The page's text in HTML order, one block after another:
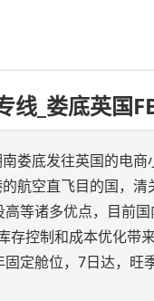
线_娄底英国
娄底发往英国的电商
航空直飞目的国，清
等诸多优点，目前
存控制和成本优化带
定舱位，7日达，旺